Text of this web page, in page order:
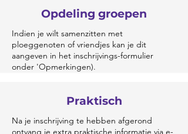
Opdeling groepen
Indien je wilt samenzitten met
ploeggenoten of vriendjes kan je dit
aangeven in het inschrijvings-formulier
onder 'Opmerkingen).
Praktisch
Na je inschrijving te hebben afgerond
ontvang je extra praktische informatie via e-